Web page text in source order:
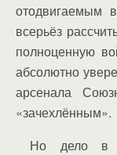
отодвигаемым
всерьёз
полноценную
абсолютно
арсенала
«зачехлённым».
Но дело в